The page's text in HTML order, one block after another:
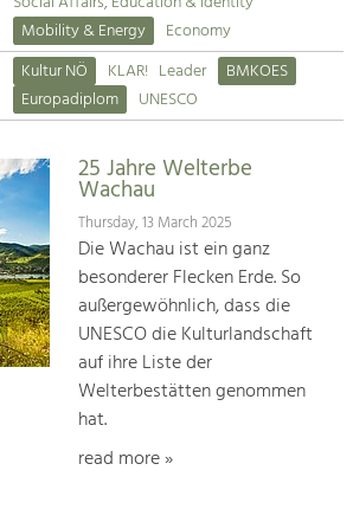
and Positioning
Research.
Education
Integration.
Public Transport and
Mobility & Energy
Economy
Kultur NÖ KLAR! Leader
BMKOES
Europadiplom
UNESCO
25 Jahre Welterbe
Wachau
Thursday, 13 March 2025
Die Wachau ist ein ganz
besonderer Flecken Erde. So
außergewöhnlich, dass die
UNESCO die Kulturlandschaft
auf ihre Liste der
Welterbestätten genommen
hat.
read more »